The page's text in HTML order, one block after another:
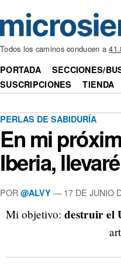
Todos los caminos conducen a
PORTADA SECCIONES/
SUSCRIPCIONES
TIENDA
PERLAS DE SABIDURÍA
En mi
Iberia,
POR @ALVY —17 DE JUNIO
Mi objetivo: destruir el